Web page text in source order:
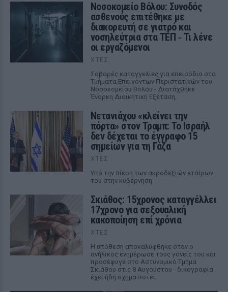
Νοσοκομείο Βόλου: Συνοδός
ασθενούς επιτέθηκε με
διακορευτή σε γιατρό και
νοσηλεύτρια στα ΤΕΠ ‑ Τι λένε
οι εργαζόμενοι
ΧΤΕΣ
Σοβαρές καταγγελίες για επεισόδιο στα
Τμήματα Επειγόντων Περιστατικών του
Νοσοκομείου Βόλου - Διατάχθηκε
Ένορκη Διοικητική Εξέταση.
Νετανιάχου «κλείνει την
πόρτα» στον Τραμπ: Το Ισραήλ
δεν δέχεται το έγγραφο 15
σημείων για τη Γάζα
ΧΤΕΣ
Υπό την πίεση των ακροδεξιών εταίρων
του στην κυβέρνηση
Σκιάθος: 15χρονος καταγγέλλει
17χρονο για σεξουαλική
κακοποίηση επί χρόνια
ΧΤΕΣ
Η υπόθεση αποκαλύφθηκε όταν ο
ανήλικος ενημέρωσε τους γονείς του και
προσέφυγε στο Αστυνομικό Τμήμα
Σκιάθου στις 8 Αυγούστου - δικογραφία
έχει ήδη σχηματιστεί.